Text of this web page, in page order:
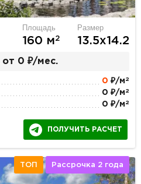
Площадь
160 м2
Размер
13.5х14.2
от 0 ₽/мес.
0 ₽/м 2
0 ₽/м 2
0 ₽/м 2
ПОЛУЧИТЬ РАСЧЕТ
ТОП Рассрочка 2 года